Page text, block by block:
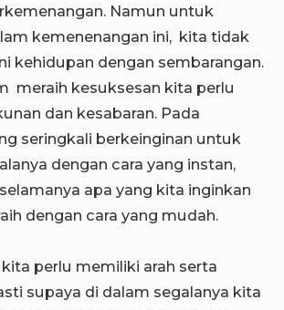
Namun untuk
kemenenangan ini, kita tidak
kehidupan dengan sembarangan.
meraih kesuksesan kita perlu
dan kesabaran. Pada
seringkali berkeinginan untuk
dengan cara yang instan,
apa yang kita inginkan
dengan cara yang mudah.
perlu memiliki arah serta
supaya di dalam segalanya kita